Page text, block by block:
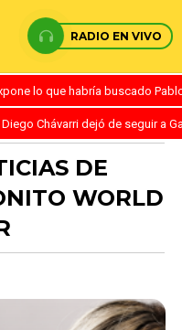
RADIO EN VIVO
lo que habría buscado
Diego Chávarri dejó de seguir a
DE
WORLD